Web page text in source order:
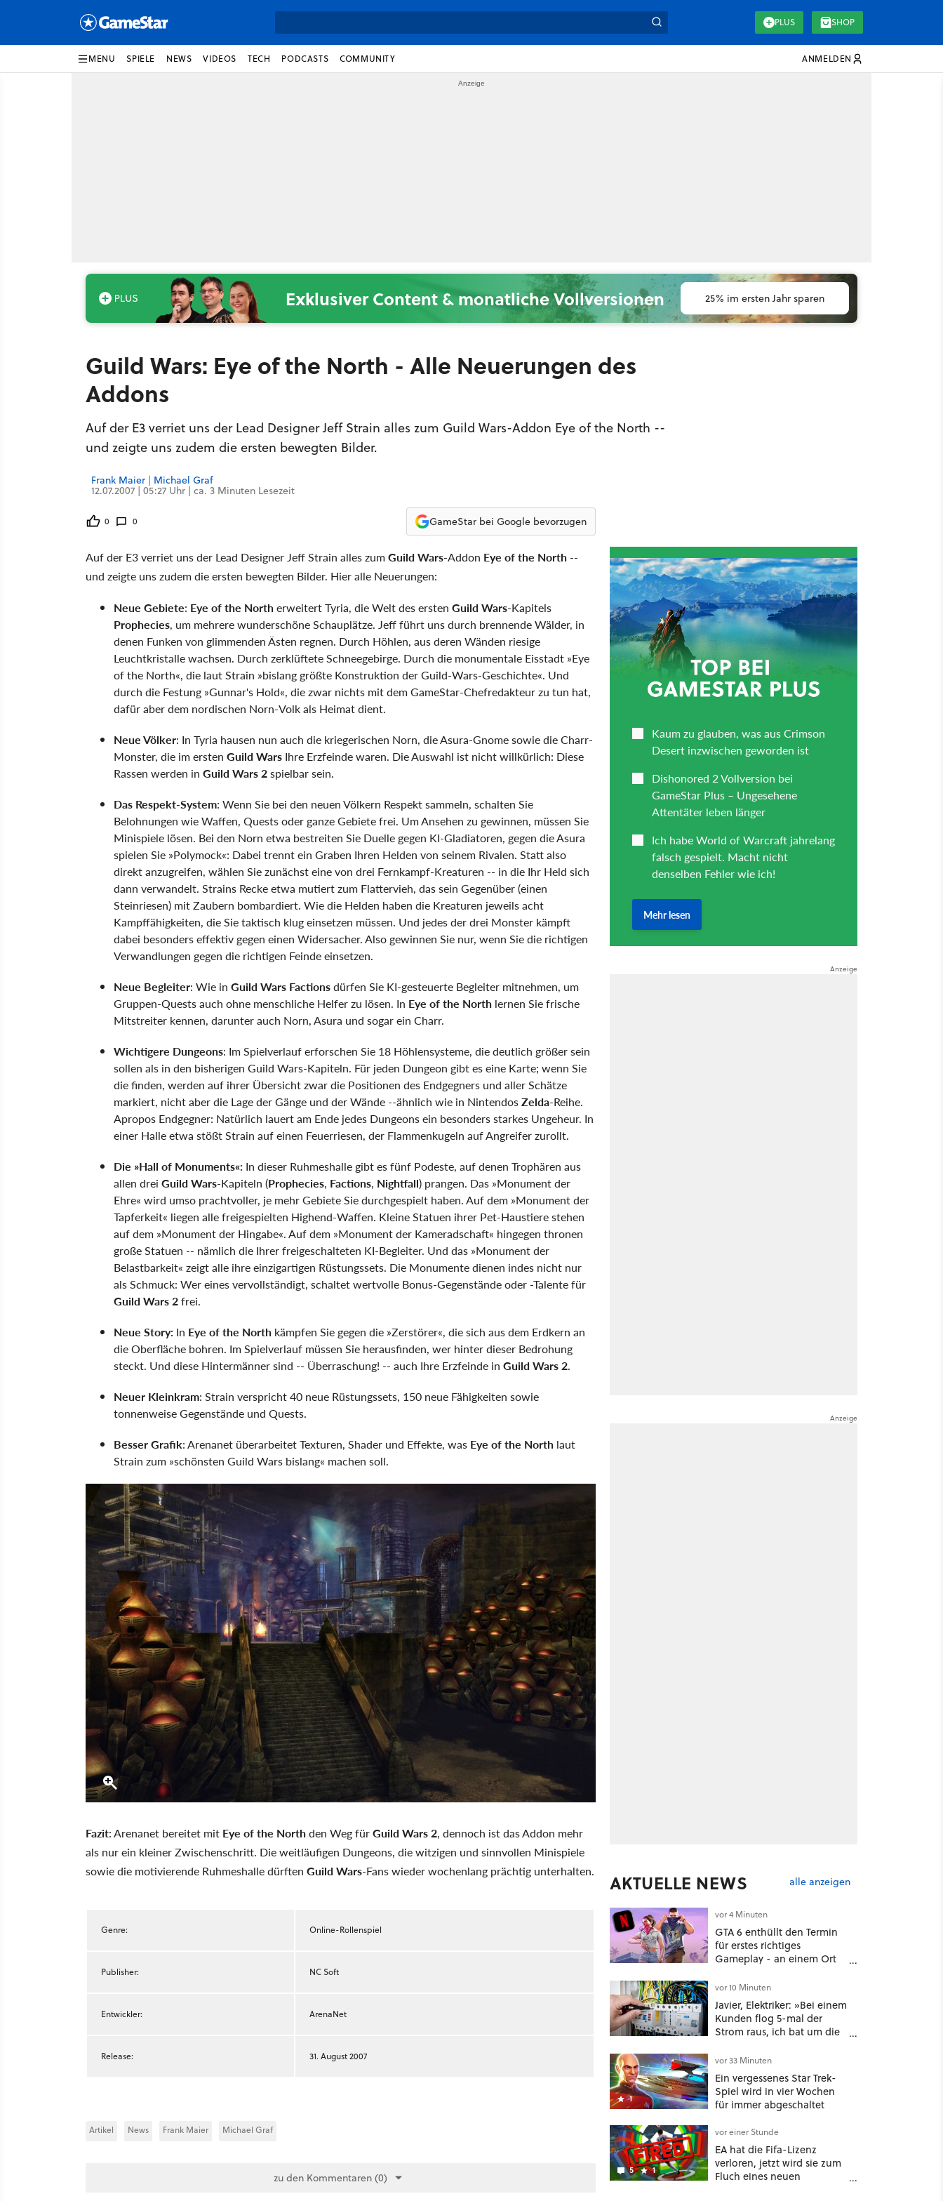
PLUS SHOP
MENU SPIELE NEWS VIDEOS TECH PODCASTS COMMUNITY ANMELDEN
Exklusiver Content & monatliche Vollversionen 25% im ersten Jahr sparen
Guild Wars: Eye of the North - Alle Neuerungen des
Addons
Auf der E3 verriet uns der Lead Designer Jeff Strain alles zum Guild Wars-Addon Eye of the North --
und zeigte uns zudem die ersten bewegten Bilder.
Frank Maier | Michael Graf
12.07.2007 | 05:27 Uhr | ca. 3 Minuten Lesezeit
0 0 GameStar bei Google bevorzugen
Auf der E3 verriet uns der Lead Designer Jeff Strain alles zumGuild Wars-Addon Eye of the North --
und zeigte uns zudem die ersten bewegten Bilder. Hier alle Neuerungen:
Neue Gebiete: Eye of the Northerweitert Tyria, die Welt des ersten Guild Wars-Kapitels
Prophecies, um mehrere wunderschöne Schauplätze. Jeff führt uns durch brennende Wälder, in
denen Funken von glimmenden Ästen regnen. Durch Höhlen, aus deren Wänden riesige
Leuchtkristalle wachsen. Durch zerklüftete Schneegebirge. Durch die monumentale Eisstadt »Eye
of the North«, die laut Strain »bislang größte Konstruktion der Guild-Wars-Geschichte«. Und
durch die Festung »Gunnar's Hold«, die zwar nichts mit dem GameStar-Chefredakteur zu tun hat,
dafür aber dem nordischen Norn-Volk als Heimat dient.
Neue Völker: In Tyria hausen nun auch die kriegerischen Norn, die Asura-Gnome sowie die Charr-
Monster, die im ersten Guild Wars Ihre Erzfeinde waren. Die Auswahl ist nicht willkürlich: Diese
Rassen werden in Guild Wars 2spielbar sein.
Das Respekt-System: Wenn Sie bei den neuen Völkern Respekt sammeln, schalten Sie
Belohnungen wie Waffen, Quests oder ganze Gebiete frei. Um Ansehen zu gewinnen, müssen Sie
Minispiele lösen. Bei den Norn etwa bestreiten Sie Duelle gegen KI-Gladiatoren, gegen die Asura
spielen Sie »Polymock«: Dabei trennt ein Graben Ihren Helden von seinem Rivalen. Statt also
direkt anzugreifen, wählen Sie zunächst eine von drei Fernkampf-Kreaturen -- in die Ihr Held sich
dann verwandelt. Strains Recke etwa mutiert zum Flattervieh, das sein Gegenüber (einen
Steinriesen) mit Zaubern bombardiert. Wie die Helden haben die Kreaturen jeweils acht
Kampffähigkeiten, die Sie taktisch klug einsetzen müssen. Und jedes der drei Monster kämpft
dabei besonders effektiv gegen einen Widersacher. Also gewinnen Sie nur, wenn Sie die richtigen
Verwandlungen gegen die richtigen Feinde einsetzen.
Neue Begleiter: Wie in Guild Wars Factionsdürfen Sie KI-gesteuerte Begleiter mitnehmen, um
Gruppen-Quests auch ohne menschliche Helfer zu lösen. In Eye of the North lernen Sie frische
Mitstreiter kennen, darunter auch Norn, Asura und sogar ein Charr.
Wichtigere Dungeons: Im Spielverlauf erforschen Sie 18 Höhlensysteme, die deutlich größer sein
sollen als in den bisherigen Guild Wars-Kapiteln. Für jeden Dungeon gibt es eine Karte; wenn Sie
die finden, werden auf ihrer Übersicht zwar die Positionen des Endgegners und aller Schätze
markiert, nicht aber die Lage der Gänge und der Wände --ähnlich wie in NintendosZelda-Reihe.
Apropos Endgegner: Natürlich lauert am Ende jedes Dungeons ein besonders starkes Ungeheur. In
einer Halle etwa stößt Strain auf einen Feuerriesen, der Flammenkugeln auf Angreifer zurollt.
Die »Hall of Monuments«: In dieser Ruhmeshalle gibt es fünf Podeste, auf denen Trophären aus
allen drei Guild Wars-Kapiteln (Prophecies, Factions, Nightfall) prangen. Das »Monument der
Ehre« wird umso prachtvoller, je mehr Gebiete Sie durchgespielt haben. Auf dem »Monument der
Tapferkeit« liegen alle freigespielten Highend-Waffen. Kleine Statuen ihrer Pet-Haustiere stehen
auf dem »Monument der Hingabe«. Auf dem »Monument der Kameradschaft« hingegen thronen
große Statuen -- nämlich die Ihrer freigeschalteten KI-Begleiter. Und das »Monument der
Belastbarkeit« zeigt alle ihre einzigartigen Rüstungssets. Die Monumente dienen indes nicht nur
als Schmuck: Wer eines vervollständigt, schaltet wertvolle Bonus-Gegenstände oder -Talente für
Guild Wars 2frei.
Neue Story: In Eye of the North kämpfen Sie gegen die »Zerstörer«, die sich aus dem Erdkern an
die Oberfläche bohren. Im Spielverlauf müssen Sie herausfinden, wer hinter dieser Bedrohung
steckt. Und diese Hintermänner sind -- Überraschung! -- auch Ihre Erzfeinde in Guild Wars 2.
Neuer Kleinkram: Strain verspricht 40 neue Rüstungssets, 150 neue Fähigkeiten sowie
tonnenweise Gegenstände und Quests.
Besser Grafik: Arenanet überarbeitet Texturen, Shader und Effekte, was Eye of the North laut
Strain zum »schönsten Guild Wars bislang« machen soll.
Fazit: Arenanet bereitet mit Eye of the Northden Weg fürGuild Wars 2, dennoch ist das Addon mehr
als nur ein kleiner Zwischenschritt. Die weitläufigen Dungeons, die witzigen und sinnvollen Minispiele
sowie die motivierende Ruhmeshalle dürften Guild Wars-Fans wieder wochenlang prächtig unterhalten.
Genre: Online-Rollenspiel
Publisher: NC Soft
Entwickler: ArenaNet
Release: 31. August 2007
Artikel News Frank Maier Michael Graf
zu den Kommentaren (0)
AKTUELLE NEWS alle anzeigen
vor 4 Minuten
GTA 6 enthüllt den Termin
für erstes richtiges
Gameplay - an einem Ort
gerechnet hatte
vor 10 Minuten
Javier, Elektriker: »Bei einem
Kunden flog 5-mal der
Strom raus, ich bat um die
dass er je nach Uhrzeit eine
unterschiedliche
vertragliche Leistung hatte«
1
vor 33 Minuten
Ein vergessenes Star Trek-
Spiel wird in vier Wochen
für immer abgeschaltet
5 1
vor einer Stunde
EA hat die Fifa-Lizenz
verloren, jetzt wird sie zum
Fluch eines neuen